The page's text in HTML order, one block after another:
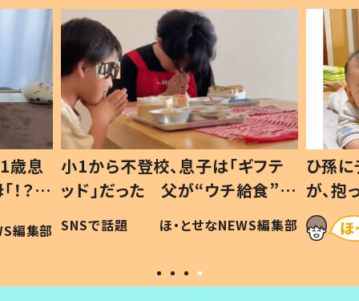
歳息
？」
編集部
小1から不登校、息子は「ギフテ
ッド」だった 父が“ウチ給食”を
作り続ける理由とは #令和の親
#令和の子
SNSで話題 ほ・とせなNEWS編集部
ひ孫
が、
「涙が
い」